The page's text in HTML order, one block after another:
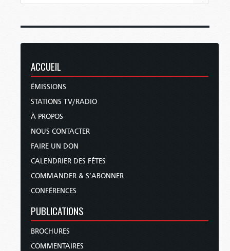
ACCUEIL
ÉMISSIONS
STATIONS TV/RADIO
À PROPOS
NOUS CONTACTER
FAIRE UN DON
CALENDRIER DES FÊTES
COMMANDER & S’ABONNER
CONFÉRENCES
PUBLICATIONS
BROCHURES
COMMENTAIRES